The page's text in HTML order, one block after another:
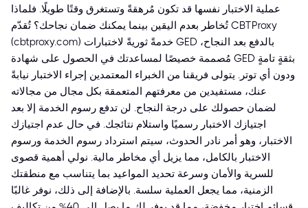
عملية الاختبار نفسها قد تكون مُرهقةً وتستغرق وقتًا طويلًا. فلماذا
تُخاطر بعدم اليقين بينما يمكنك ضمان نجاحك؟ تُقدّم CBTProxy
(cbtproxy.com) خدمةً ثوريةً لاختبارات GED بالدفع بعد النجاح،
مُصممة خصيصًا لمساعدتك في الحصول على شهادة GED بثقةٍ تامةٍ
ودون أي توتر. يتولى فريقنا من الخبراء المعتمدين إجراء الاختبار نيابةً
عنك، مستفيدين من معرفتهم المتعمقة بكل مجال من مجالاته
لضمان حصولك على درجة النجاح. لن تدفع رسوم الخدمة إلا بعد
اجتيازك الاختبار رسميًا واستلام نتائجك. في حال عدم اجتيازك
الاختبار، وهو أمر نادر الحدوث، سيتم استرداد رسوم الخدمة ورسوم
الاختبار بالكامل، مما يزيل أي مخاطر مالية. نولي أهمية قصوى
للسرية والأمان وسرعة تحديد المواعيد بما يتناسب مع منطقتك
الزمنية، مما يجعل العملية سلسة. بالإضافة إلى ذلك، نوفر غالبًا